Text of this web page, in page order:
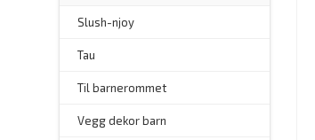
Slush-njoy
Tau
Til barnerommet
Vegg dekor barn